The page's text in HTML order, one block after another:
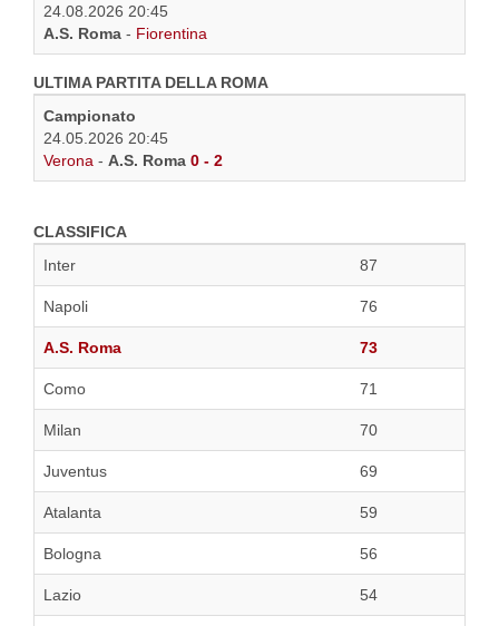
24.08.2026 20:45
A.S. Roma - Fiorentina
ULTIMA PARTITA DELLA ROMA
Campionato
24.05.2026 20:45
Verona - A.S. Roma 0 - 2
CLASSIFICA
Inter
87
Napoli 76
A.S. Roma 73
Como 71
Milan 70
Juventus 69
Atalanta 59
Bologna 56
Lazio 54